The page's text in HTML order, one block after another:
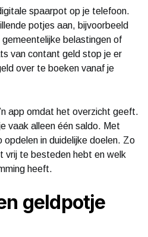
spaarpot op je telefoon.
potjes aan, bijvoorbeeld
belastingen of
van contant geld stop je er
over te boeken vanaf je
app omdat het overzicht geeft.
vaak alleen één saldo. Met
in duidelijke doelen. Zo
vrij te besteden hebt en welk
heeft.
geldpotje